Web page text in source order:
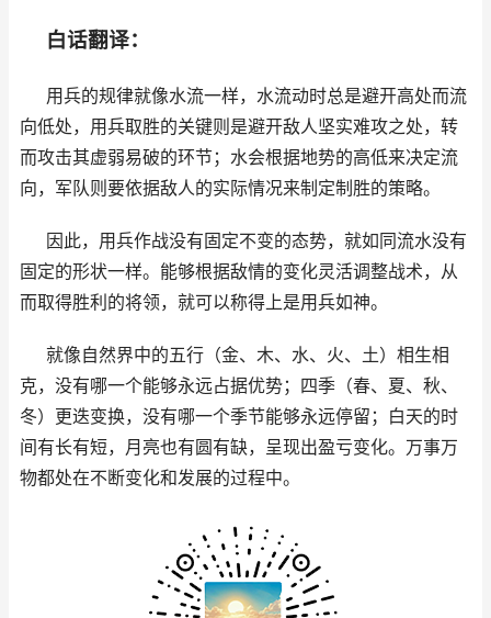
白话翻译：
用兵的规律就像水流一样，水流动时总是避开高处而流
向低处，用兵取胜的关键则是避开敌人坚实难攻之处，转
而攻击其虚弱易破的环节；水会根据地势的高低来决定流
向，军队则要依据敌人的实际情况来制定制胜的策略。
因此，用兵作战没有固定不变的态势，就如同流水没有
固定的形状一样。能够根据敌情的变化灵活调整战术，从
而取得胜利的将领，就可以称得上是用兵如神。
就像自然界中的五行（金、木、水、火、土）相生相
克，没有哪一个能够永远占据优势；四季（春、夏、秋、
冬）更迭变换，没有哪一个季节能够永远停留；白天的时
间有长有短，月亮也有圆有缺，呈现出盈亏变化。万事万
物都处在不断变化和发展的过程中。